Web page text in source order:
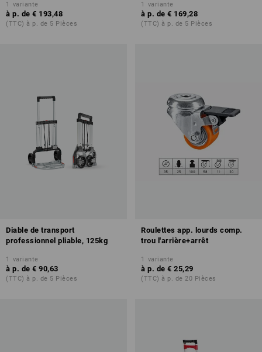
1 variante
à p. de € 193,48
(TTC) à p. de 5 Pièces
1 variante
à p. de € 169,28
(TTC) à p. de 5 Pièces
Diable de transport
professionnel pliable, 125kg
1 variante
à p. de € 90,63
(TTC) à p. de 5 Pièces
Roulettes app. lourds comp.
trou l'arrière+arrêt
1 variante
à p. de € 25,29
(TTC) à p. de 20 Pièces